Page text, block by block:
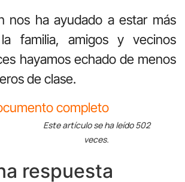
nos ha ayudado a estar más
familia, amigos y vecinos
hayamos echado de menos
de clase.
completo
Este artículo se ha leído 502
veces.
respuesta